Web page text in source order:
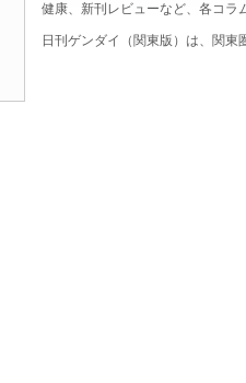
健康、新刊レビューなど、各コラ
日刊ゲンダイ（関東版）は、関